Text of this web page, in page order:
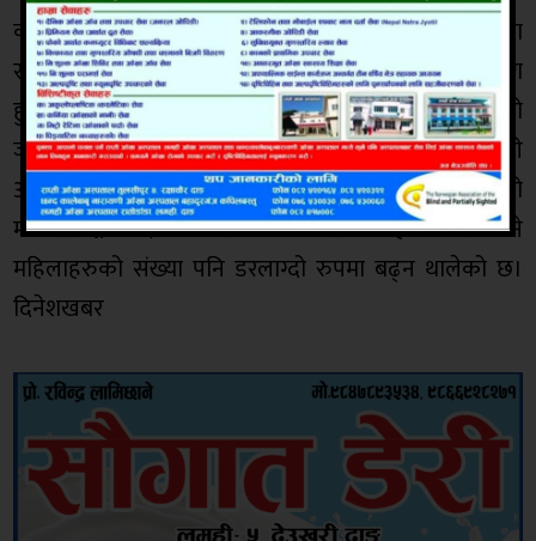
कञ्चनपुरका विभिन्न स्थानबाट प्रहरीले लागुऔषधमा
संलग्नहरुलाई दैनिक रुपमा पक्राउ गर्दै आए पनि नियन्त्रण
हुनुको सट्टा झनझन बढ्दै गएको छ। जिल्लाभित्र लागुऔषधको
जालो भत्काउन निकै चुनौतिपूर्ण देखिएको प्रहरी
अधिकारीहरुले बताएका छन्। यसअघि यस्तो कार्यमा पुरुषको
मात्र संलग्नता देखिने गरेकोमा पछिल्ला केहि वर्षयता भने
महिलाहरुको संख्या पनि डरलाग्दो रुपमा बढ्न थालेको छ।
दिनेशखबर